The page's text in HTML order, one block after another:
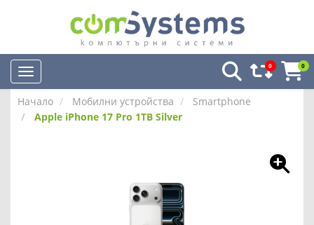
0 0
Начало Мобилни устройства
Smartphone
Apple iPhone 17 Pro 1TB Silver